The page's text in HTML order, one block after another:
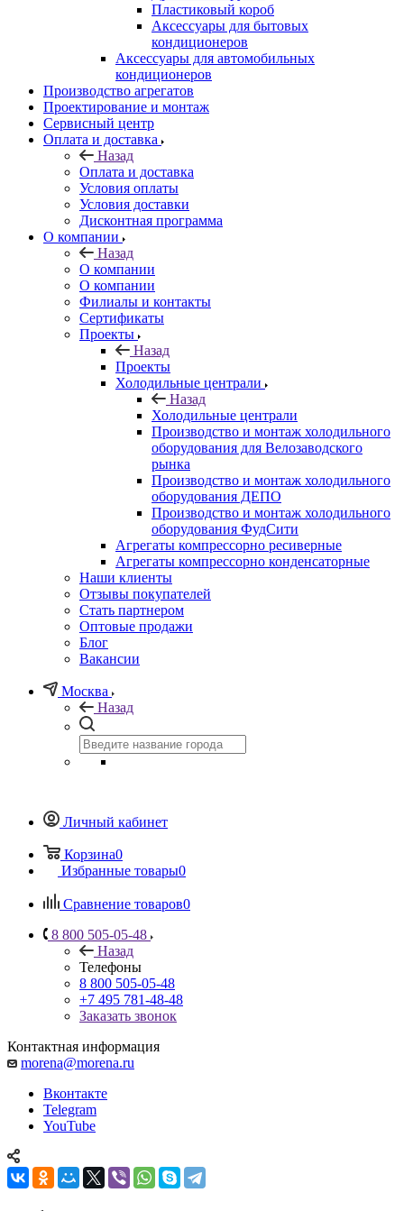
Пластиковый короб
Аксессуары для бытовых
кондиционеров
Аксессуары для автомобильных
кондиционеров
Производство агрегатов
Проектирование и монтаж
Сервисный центр
Оплата и доставка
Назад
Оплата и доставка
Условия оплаты
Условия доставки
Дисконтная программа
О компании
Назад
О компании
О компании
Филиалы и контакты
Сертификаты
Проекты
Назад
Проекты
Холодильные централи
Назад
Холодильные централи
Производство и монтаж холодильного
оборудования для Велозаводского
рынка
Производство и монтаж холодильного
оборудования ДЕПО
Производство и монтаж холодильного
оборудования ФудСити
Агрегаты компрессорно ресиверные
Агрегаты компрессорно конденсаторные
Наши клиенты
Отзывы покупателей
Стать партнером
Оптовые продажи
Блог
Вакансии
Москва
Назад
Личный кабинет
Корзина0
Избранные товары0
Сравнение товаров0
8 800 505-05-48
Назад
Телефоны
8 800 505-05-48
+7 495 781-48-48
Заказать звонок
Контактная информация
morena@morena.ru
Вконтакте
Telegram
YouTube